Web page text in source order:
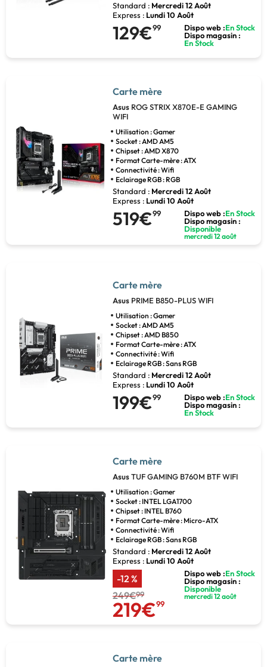
Standard : Mercredi 12 Août
Express : Lundi 10 Août
129€99 Dispo web :En Stock
Dispo magasin :
En Stock
Carte mère
Asus ROG STRIX X870E-E GAMING
WIFI
Utilisation : Gamer
Socket : AMD AM5
Chipset : AMD X870
Format Carte-mère : ATX
Connectivité : Wifi
Eclairage RGB : RGB
Standard : Mercredi 12 Août
Express : Lundi 10 Août
519€99 Dispo web :En Stock
Dispo magasin :
Disponible
mercredi 12 août
Carte mère
Asus PRIME B850-PLUS WIFI
Utilisation : Gamer
Socket : AMD AM5
Chipset : AMD B850
Format Carte-mère : ATX
Connectivité : Wifi
Eclairage RGB : Sans RGB
Standard : Mercredi 12 Août
Express : Lundi 10 Août
199€99 Dispo web :En Stock
Dispo magasin :
En Stock
Carte mère
AsusTUF GAMING B760M BTF WIFI
Utilisation : Gamer
Socket : INTEL LGA1700
Chipset : INTEL B760
Format Carte-mère : Micro-ATX
Connectivité : Wifi
Eclairage RGB : Sans RGB
Standard : Mercredi 12 Août
Express : Lundi 10 Août
-12 %
249€99
219€99
Dispo web :En Stock
Dispo magasin :
Disponible
mercredi 12 août
Carte mère